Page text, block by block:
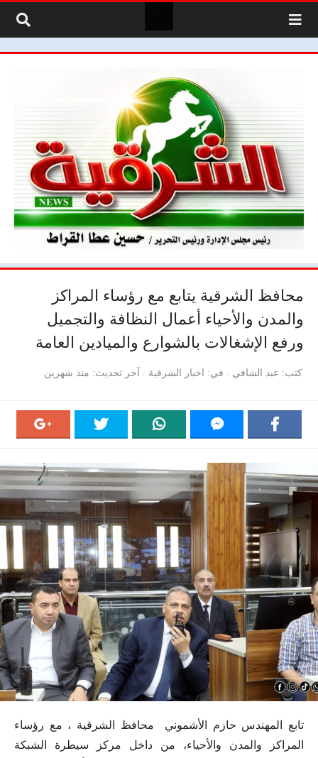
محافظ الشرقية يتابع مع رؤساء المراكز
والمدن والأحياء أعمال النظافة والتجميل
ورفع الإشغالات بالشوارع والميادين العامة
كتب عبد الشافي في اخبار الشرقية آخر تحديث منذ شهرين
تابع المهندس حازم الأشموني محافظ الشرقية ، مع رؤساء
المراكز والمدن والأحياء، من داخل مركز سيطرة الشبكة